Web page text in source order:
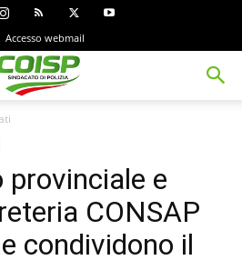
Accesso webmail
provinciale e
CONSAP
condividono il